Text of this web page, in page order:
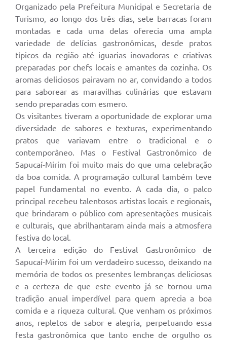
Organizado pela Prefeitura Municipal e Secretaria de
Turismo, ao longo dos três dias, sete barracas foram
montadas e cada uma delas oferecia uma ampla
variedade de delícias gastronômicas, desde pratos
típicos da região até iguarias inovadoras e criativas
preparadas por chefs locais e amantes da cozinha. Os
aromas deliciosos pairavam no ar, convidando a todos
para saborear as maravilhas culinárias que estavam
sendo preparadas com esmero.
Os visitantes tiveram a oportunidade de explorar uma
diversidade de sabores e texturas, experimentando
pratos que variavam entre o tradicional e o
contemporâneo. Mas o Festival Gastronômico de
Sapucaí-Mirim foi muito mais do que uma celebração
da boa comida. A programação cultural também teve
papel fundamental no evento. A cada dia, o palco
principal recebeu talentosos artistas locais e regionais,
que brindaram o público com apresentações musicais
e culturais, que abrilhantaram ainda mais a atmosfera
festiva do local.
A terceira edição do Festival Gastronômico de
Sapucaí-Mirim foi um verdadeiro sucesso, deixando na
memória de todos os presentes lembranças deliciosas
e a certeza de que este evento já se tornou uma
tradição anual imperdível para quem aprecia a boa
comida e a riqueza cultural. Que venham os próximos
anos, repletos de sabor e alegria, perpetuando essa
festa gastronômica que tanto enche de orgulho os